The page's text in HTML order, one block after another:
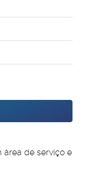
área de serviço e